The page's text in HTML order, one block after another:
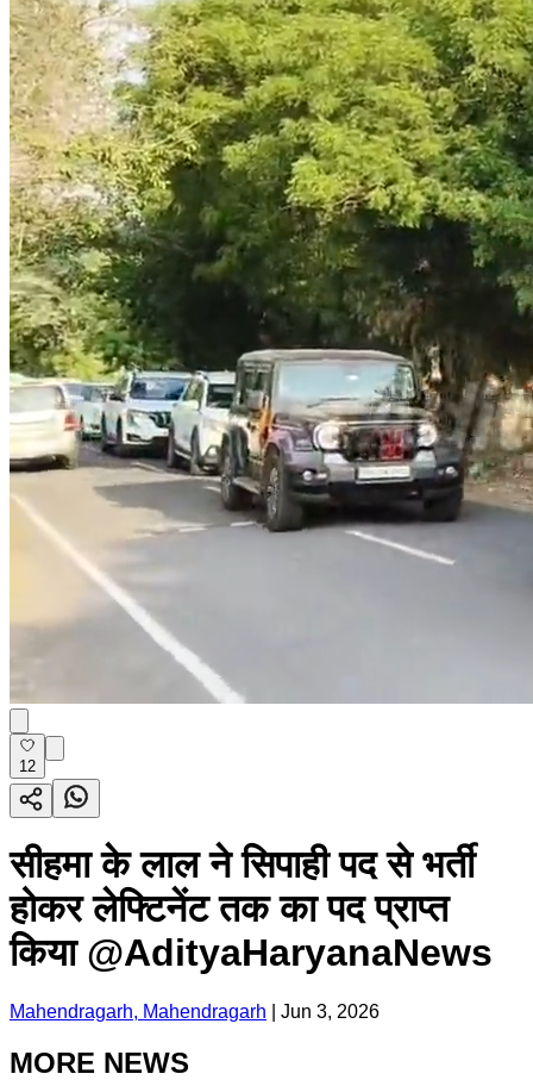
12
सीहमा के लाल ने सिपाही पद से भर्ती
होकर लेफ्टिनेंट तक का पद प्राप्त
किया @AdityaHaryanaNews
Mahendragarh, Mahendragarh Jun 3, 2026
MORE NEWS